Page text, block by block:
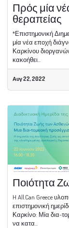
Πρός μία
θεραπείας
*Επιστημονική
μία νέα εποχή
Καρκίνου
κακοήθει...
Αυγ 22, 2022
Ποιότητα
H All.Can Greece
επιστημονική
Καρκίνο: Μία δια-
να κατα...